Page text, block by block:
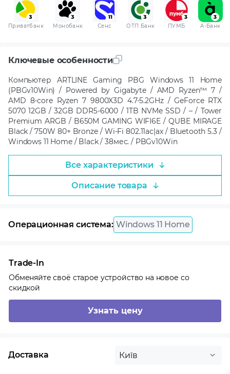
Приватбанк Монобанк Сенс ОТП Банк ПУМБ A-Банк
Ключевые особенности
Компьютер ARTLINE Gaming PBG Windows 11 Home
(PBGv10Win) / Powered by Gigabyte / AMD Ryzen™ 7 /
AMD 8-core Ryzen 7 9800X3D 4.7-5.2GHz / GeForce RTX
5070 12GB / 32GB DDR5-6000 / 1TB NVMe SSD / – / Tower
Premium ARGB / B650M GAMING WIFI6E / QUBE MIRAGE
Black / 750W 80+ Bronze / Wi-Fi 802.11ac|ax / Bluetooth 5.3 /
Windows 11 Home / Black / 38мес. / PBGv10Win
Все характеристики
Описание товара
Операционная система: Windows 11 Home
Trade-In
Обменяйте своё старое устройство на новое со
скидкой
Узнать цену
Доставка Київ